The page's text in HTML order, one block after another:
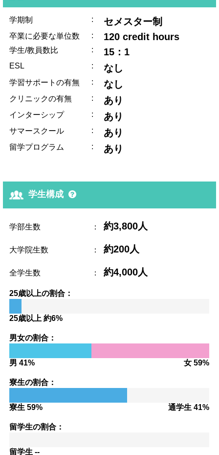
学期制 : セメスター制
卒業に必要な単位数 : 120 credit hours
学生/教員数比 : 15：1
ESL : なし
学習サポートの有無 : なし
クリニックの有無 : あり
インターシップ : あり
サマースクール : あり
留学プログラム : あり
学生構成
学部生数 ： 約3,800人
大学院生数 ： 約200人
全学生数 ： 約4,000人
25歳以上の割合：
25歳以上 約6%
男女の割合：
男 41% 女 59%
寮生の割合：
寮生 59% 通学生 41%
留学生の割合：
留学生 --